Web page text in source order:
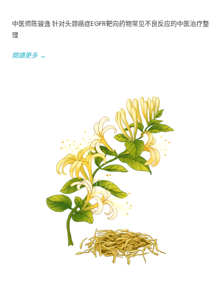
中医师陈骏逸 针对头颈癌症EGFR靶向药物常见不良反应的中医治疗整
理
閱讀更多 →